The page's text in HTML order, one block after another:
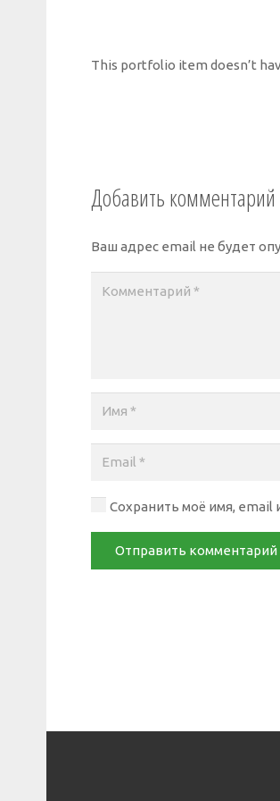
This portfolio item doesn’t
Добавить комментарий
Ваш адрес email не будет
Сохранить моё имя, email
Отправить комментарий